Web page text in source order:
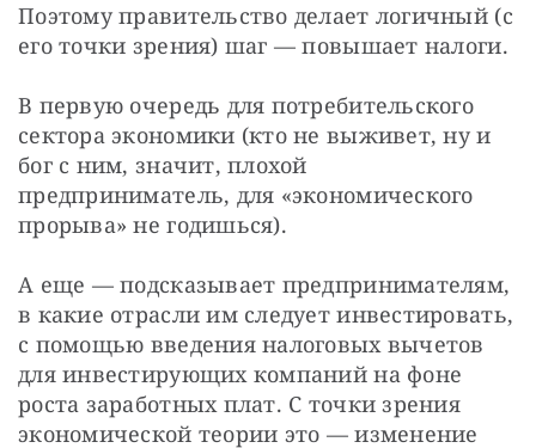
Поэтому правительство делает логичный (с
его точки зрения) шаг — повышает налоги.
В первую очередь для потребительского
сектора экономики (кто не выживет, ну и
бог с ним, значит, плохой
предприниматель, для «экономического
прорыва» не годишься).
А еще — подсказывает предпринимателям,
в какие отрасли им следует инвестировать,
с помощью введения налоговых вычетов
для инвестирующих компаний на фоне
роста заработных плат. С точки зрения
экономической теории это — изменение